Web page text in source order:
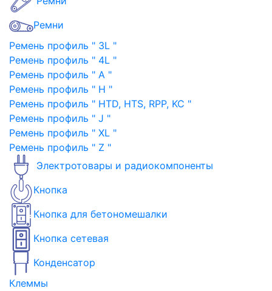
Ремни
Ремень профиль " 3L "
Ремень профиль " 4L "
Ремень профиль " A "
Ремень профиль " H "
Ремень профиль " HTD, HTS, RPP, KC "
Ремень профиль " J "
Ремень профиль " XL "
Ремень профиль " Z "
Электротовары и радиокомпоненты
Кнопка
Кнопка для бетономешалки
Кнопка сетевая
Конденсатор
Клеммы